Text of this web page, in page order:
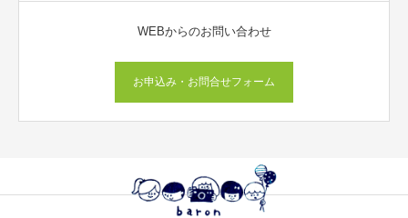
WEBからのお問い合わせ
お申込み・お問合せフォーム